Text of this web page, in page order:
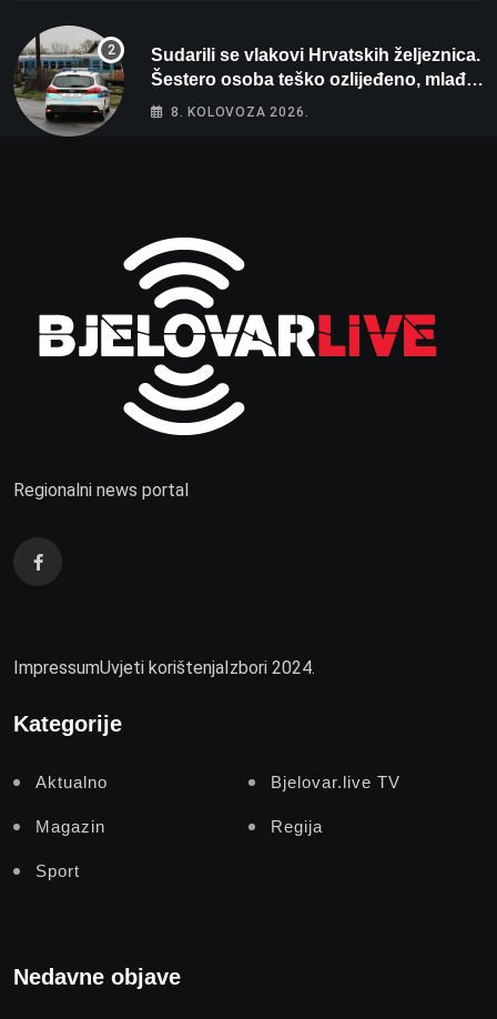
Sudarili se vlakovi Hrvatskih željeznica.
Šestero osoba teško ozlijeđeno, mlađa
žena na intenzivnoj
8. KOLOVOZA 2026.
Regionalni news portal
ImpressumUvjeti korištenjaIzbori 2024.
Kategorije
Aktualno Bjelovar.live TV
Magazin Regija
Sport
Nedavne objave